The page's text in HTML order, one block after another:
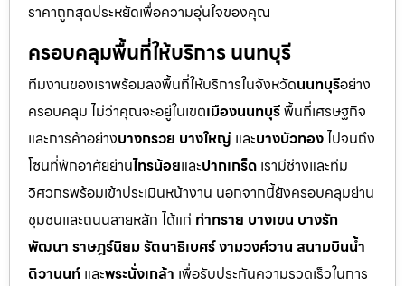
ราคาถูกสุดประหยัดเพื่อความอุ่นใจของคุณ
ครอบคลุมพื้นที่ให้บริการ นนทบุรี
ทีมงานของเราพร้อมลงพื้นที่ให้บริการในจังหวัดนนทบุรีอย่าง
ครอบคลุม ไม่ว่าคุณจะอยู่ในเขตเมืองนนทบุรีพื้นที่เศรษฐกิจ
และการค้าอย่างบางกรวย บางใหญ่ และบางบัวทองไปจนถึง
โซนที่พักอาศัยย่านไทรน้อยและปากเกร็ด เรามีช่างและทีม
วิศวกรพร้อมเข้าประเมินหน้างาน นอกจากนี้ยังครอบคลุมย่าน
ชุมชนและถนนสายหลัก ได้แก่ ท่าทราย บางเขน บางรัก
พัฒนา ราษฎร์นิยม รัตนาธิเบศร์ งามวงศ์วาน สนามบินน้ำ
ติวานนท์ และพระนั่งเกล้า เพื่อรับประกันความรวดเร็วในการ